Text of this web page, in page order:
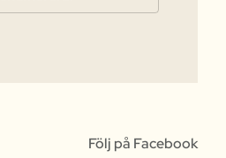
Följ på Facebook